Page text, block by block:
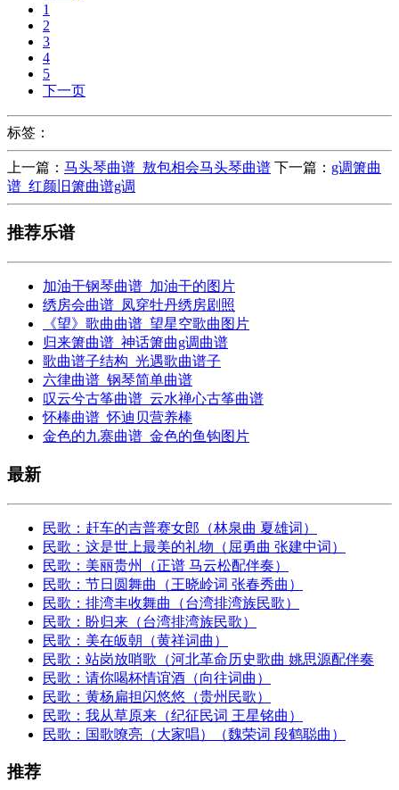
1
2
3
4
5
下一页
标签：
上一篇： 马头琴曲谱_敖包相会马头琴曲谱 下一篇： g调箫曲
谱_红颜旧箫曲谱g调
推荐乐谱
加油干钢琴曲谱_加油干的图片
绣房会曲谱_凤穿牡丹绣房剧照
《望》歌曲曲谱_望星空歌曲图片
归来箫曲谱_神话箫曲g调曲谱
歌曲谱子结构_光遇歌曲谱子
六律曲谱_钢琴简单曲谱
叹云兮古筝曲谱_云水禅心古筝曲谱
怀棒曲谱_怀迪贝营养棒
金色的九寨曲谱_金色的鱼钩图片
最新
民歌：赶车的吉普赛女郎（林泉曲 夏雄词）
民歌：这是世上最美的礼物（屈勇曲 张建中词）
民歌：美丽贵州（正谱 马云松配伴奏）
民歌：节日圆舞曲（王晓岭词 张春秀曲）
民歌：排湾丰收舞曲（台湾排湾族民歌）
民歌：盼归来（台湾排湾族民歌）
民歌：美在皈朝（黄祥词曲）
民歌：站岗放哨歌（河北革命历史歌曲 姚思源配伴奏
民歌：请你喝杯情谊酒（向往词曲）
民歌：黄杨扁担闪悠悠（贵州民歌）
民歌：我从草原来（纪征民词 王星铭曲）
民歌：国歌嘹亮（大家唱）（魏荣词 段鹤聪曲）
推荐